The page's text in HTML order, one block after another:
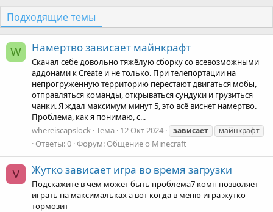
Подходящие темы
W Намертво зависает майнкрафт
Скачал себе довольно тяжёлую сборку со всевозможными
аддонами к Create и не только. При телепортации на
непрогруженную территорию перестают двигаться мобы,
отправляться команды, открываться сундуки и грузиться
чанки. Я ждал максимум минут 5, это всё виснет намертво.
Проблема, как я понимаю, с...
whereiscapslock Тема 12 Окт 2024 зависает майнкрафт
Ответы: 0 Форум: Общение о Minecraft
V Жутко зависает игра во время загрузки
Подскажите в чем может быть проблема7 комп позволяет
играть на максимальках а вот когда в меню игра жутко
тормозит